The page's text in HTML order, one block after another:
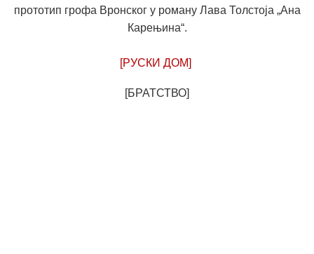
прототип грофа Вронскогу роману Лава Толстоја „Ана
Карењина“.
[РУСКИ ДОМ]
[БРАТСТВО]